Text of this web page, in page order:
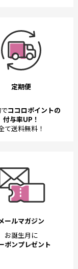
定期便
ココロポイントの
付与率UP！
て送料無料！
ールマガジン
お誕生月に
ポンプレゼント